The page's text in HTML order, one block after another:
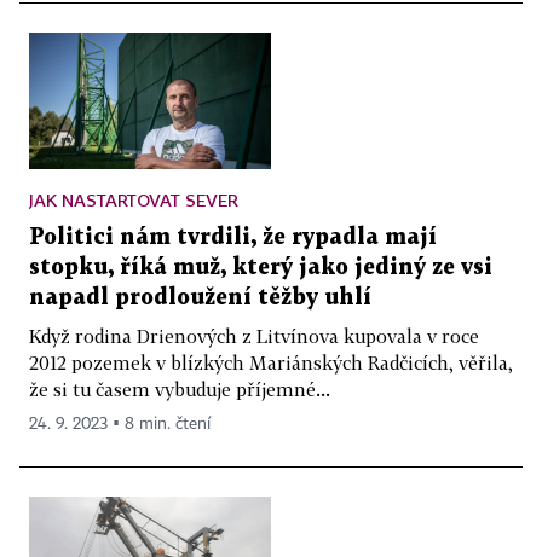
JAK NASTARTOVAT SEVER
Politici nám tvrdili, že rypadla mají
stopku, říká muž, který jako jediný ze vsi
napadl prodloužení těžby uhlí
Když rodina Drienových z Litvínova kupovala v roce
2012 pozemek v blízkých Mariánských Radčicích, věřila,
že si tu časem vybuduje příjemné...
24. 9. 2023 ▪ 8 min. čtení